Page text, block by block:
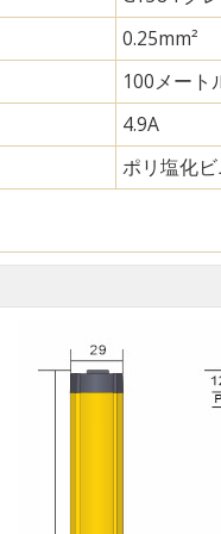
0.25mm²
100メート
4.9A
ポリ塩化